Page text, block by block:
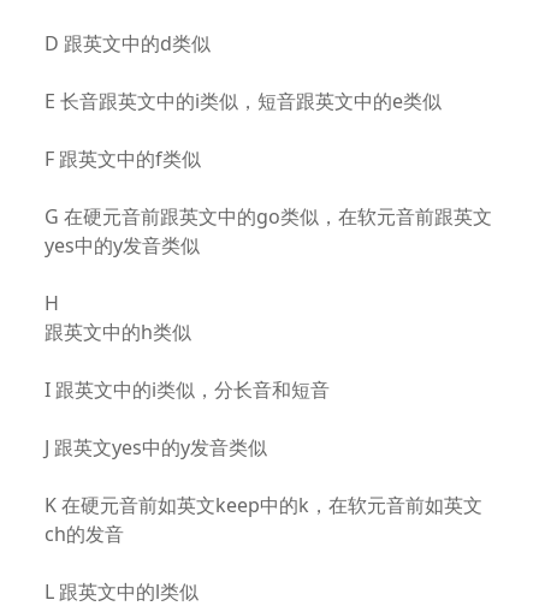
D 跟英文中的d类似
E 长音跟英文中的i类似，短音跟英文中的e类似
F 跟英文中的f类似
G 在硬元音前跟英文中的go类似，在软元音前跟英文
yes中的y发音类似
H
跟英文中的h类似
I 跟英文中的i类似，分长音和短音
J 跟英文yes中的y发音类似
K 在硬元音前如英文keep中的k，在软元音前如英文
ch的发音
L 跟英文中的l类似